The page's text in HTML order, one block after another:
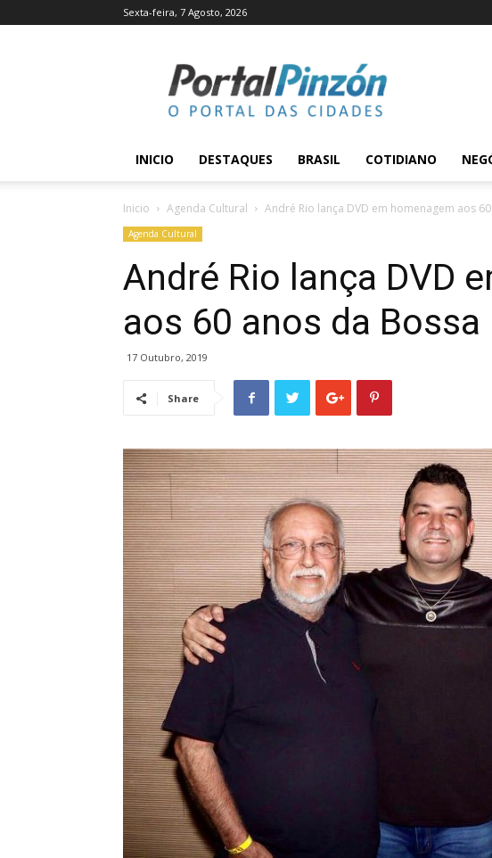
Sexta-feira, 7 Agosto, 2026
Pinzón
INICIO DESTAQUES BRASIL COTIDIANO
Inicio Agenda Cultural André Rio lança DVD em homenagem aos
Agenda Cultural
André Rio lança DVD
aos 60 anos da Bossa
17 Outubro, 2019
Share